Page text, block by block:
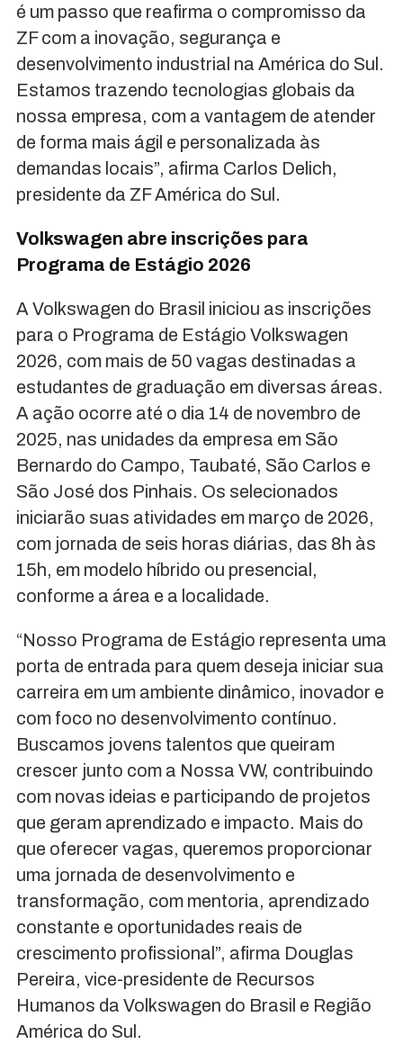
é um passo que reafirma o compromisso da
ZF com a inovação, segurança e
desenvolvimento industrial na América do Sul.
Estamos trazendo tecnologias globais da
nossa empresa, com a vantagem de atender
de forma mais ágil e personalizada às
demandas locais”, afirma Carlos Delich,
presidente da ZF América do Sul.
Volkswagen abre inscrições para
Programa de Estágio 2026
A Volkswagen do Brasil iniciou as inscrições
para o Programa de Estágio Volkswagen
2026, com mais de 50 vagas destinadas a
estudantes de graduação em diversas áreas.
A ação ocorre até o dia 14 de novembro de
2025, nas unidades da empresa em São
Bernardo do Campo, Taubaté, São Carlos e
São José dos Pinhais. Os selecionados
iniciarão suas atividades em março de 2026,
com jornada de seis horas diárias, das 8h às
15h, em modelo híbrido ou presencial,
conforme a área e a localidade.
“Nosso Programa de Estágio representa uma
porta de entrada para quem deseja iniciar sua
carreira em um ambiente dinâmico, inovador e
com foco no desenvolvimento contínuo.
Buscamos jovens talentos que queiram
crescer junto com a Nossa VW, contribuindo
com novas ideias e participando de projetos
que geram aprendizado e impacto. Mais do
que oferecer vagas, queremos proporcionar
uma jornada de desenvolvimento e
transformação, com mentoria, aprendizado
constante e oportunidades reais de
crescimento profissional”, afirma Douglas
Pereira, vice-presidente de Recursos
Humanos da Volkswagen do Brasil e Região
América do Sul.